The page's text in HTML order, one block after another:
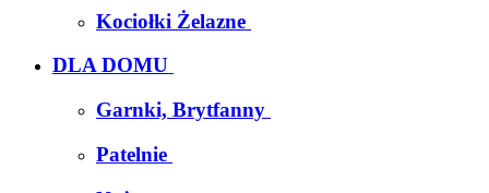
Kociołki Żelazne
DLA DOMU
Garnki, Brytfanny
Patelnie